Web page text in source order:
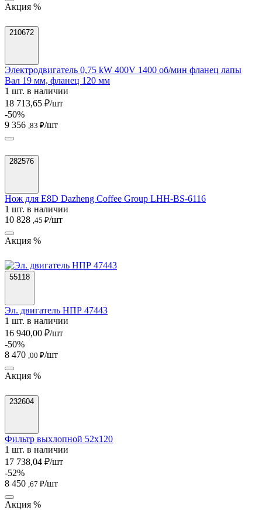
Акция %
210672
Электродвигатель 0,75 kW 400V 1400 об/мин фланец лапы
Вал 19 мм, фланец 120 мм
1 шт. в наличии
18 713,65 ₽/шт
-50%
9 356 ,83 ₽/шт
282576
Нож для E8D Dazheng Coffee Group LHH-BS-6116
1 шт. в наличии
10 828 ,45 ₽/шт
Акция %
55118
Эл. двигатель НПР 47443
1 шт. в наличии
16 940,00 ₽/шт
-50%
8 470 ,00 ₽/шт
Акция %
232604
Фильтр выхлопной 52х120
1 шт. в наличии
17 738,04 ₽/шт
-52%
8 450 ,67 ₽/шт
Акция %